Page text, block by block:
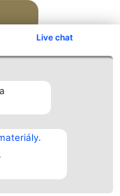
Live chat
Kontakt